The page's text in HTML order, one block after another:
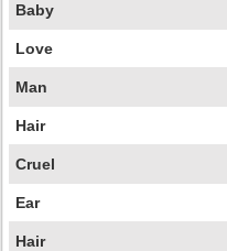
Baby
Love
Man
Hair
Cruel
Ear
Hair